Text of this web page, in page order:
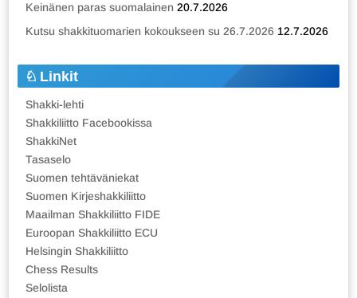
Keinänen paras suomalainen 20.7.2026
Kutsu shakkituomarien kokoukseen su 26.7.2026 12.7.2026
Linkit
Shakki-lehti
Shakkiliitto Facebookissa
ShakkiNet
Tasaselo
Suomen tehtäväniekat
Suomen Kirjeshakkiliitto
Maailman Shakkiliitto FIDE
Euroopan Shakkiliitto ECU
Helsingin Shakkiliitto
Chess Results
Selolista